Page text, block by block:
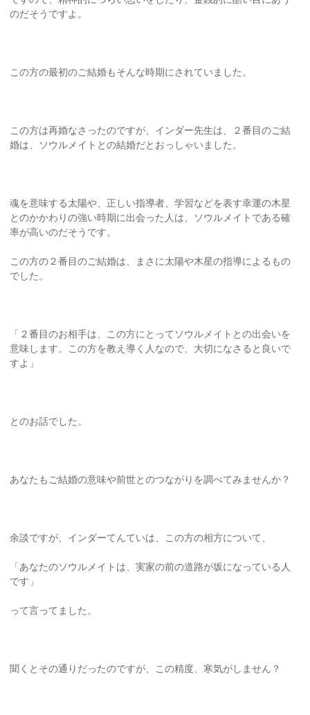
のだそうですよ。
この方の最初のご結婚もそんな時期にされていました。
この方は再婚なさったのですが、インダー先生は、２番目のご結
婚は、ソウルメイトとの結婚だとおっしゃいました。
魂を意味する太陽や、正しい指導者、学習などを表す幸運の木星
とのかかわりの強い時期に出会った人は、ソウルメイトである確
率が高いのだそうです。
この方の２番目のご結婚は、まさに太陽や木星の指導によるもの
でした。
「２番目のお相手は、この方にとってソウルメイトとの出会いを
意味します。この方を教え導く人なので、大切になさると良いで
すよ」
とのお話でした。
あなたもご結婚の意味や前世とのつながりを調べてみませんか？
余談ですが、インダーてんていは、この方の相方について、
「あなたのソウルメイトは、実家の前の道路が坂になっている人
です」
って言ってました。
聞くとその通りだったのですが、この精度、寒気がしません？